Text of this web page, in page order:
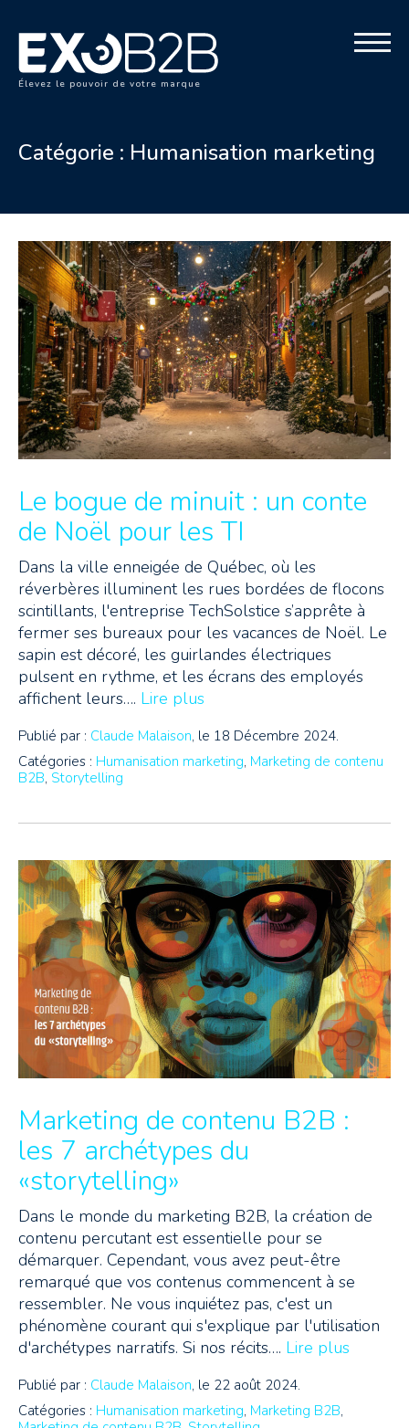
Élevez le pouvoir de votre marque
Catégorie : Humanisation marketing
Le bogue de minuit : un conte
de Noël pour les TI
Dans la ville enneigée de Québec, où les
réverbères illuminent les rues bordées de flocons
scintillants, l'entreprise TechSolstice s’apprête à
fermer ses bureaux pour les vacances de Noël. Le
sapin est décoré, les guirlandes électriques
pulsent en rythme, et les écrans des employés
affichent leurs…. Lire plus
Publié par : Claude Malaison, le 18 Décembre 2024.
Catégories : Humanisation marketing, Marketing de contenu
B2B, Storytelling
Marketing de contenu B2B :
les 7 archétypes du
«storytelling»
Dans le monde du marketing B2B, la création de
contenu percutant est essentielle pour se
démarquer. Cependant, vous avez peut-être
remarqué que vos contenus commencent à se
ressembler. Ne vous inquiétez pas, c'est un
phénomène courant qui s'explique par l'utilisation
d'archétypes narratifs. Si nos récits…. Lire plus
Publié par : Claude Malaison, le 22 août 2024.
Catégories : Humanisation marketing, Marketing B2B,